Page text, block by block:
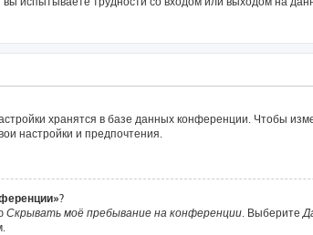
хранятся в базе данных конференции. Чтобы
настройки и предпочтения.
Скрывать моё пребывание на конференции. Выберите